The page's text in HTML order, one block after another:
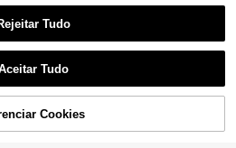
AO CARRINHO
Tudo
Tudo
Cookies